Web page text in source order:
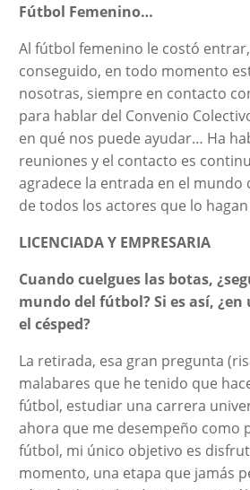
Fútbol Femenino…
Al fútbol femenino le costó
conseguido, en todo momento
nosotras, siempre en contacto
para hablar del Convenio
en qué nos puede ayudar… Ha
reuniones y el contacto es
agradece la entrada en el
de todos los actores que lo
LICENCIADA Y EMPRESARIA
Cuando cuelgues las botas,
mundo del fútbol? Si es así, ¿en
el césped?
La retirada, esa gran pregunta
malabares que he tenido que
fútbol, estudiar una carrera
ahora que me desempeño como
fútbol, mi único objetivo es
momento, una etapa que jamás